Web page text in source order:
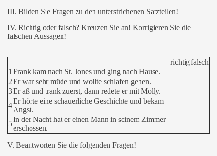
III. Bilden Sie Fragen zu den unterstrichenen Satzteilen!
IV. Richtig oder falsch? Kreuzen Sie an! Korrigieren Sie die
falschen Aussagen!
richtigfalsch
1 Frank kam nach St. Jones und ging nach Hause.
2Er war sehr müde und wollte schlafen gehen.
3Er aß und trank zuerst, dann redete er mit Molly.
4
Er hörte eine schauerliche Geschichte und bekam
Angst.
5
In der Nacht hat er einen Mann in seinem Zimmer
erschossen.
V. Beantworten Sie die folgenden Fragen!